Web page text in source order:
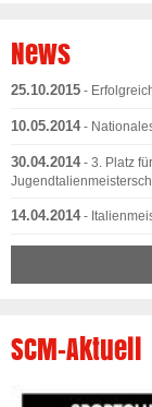
News
25.10.2015 -
10.05.2014-
30.04.2014- 3. Platz
14.04.2014-
SCM-Aktuell